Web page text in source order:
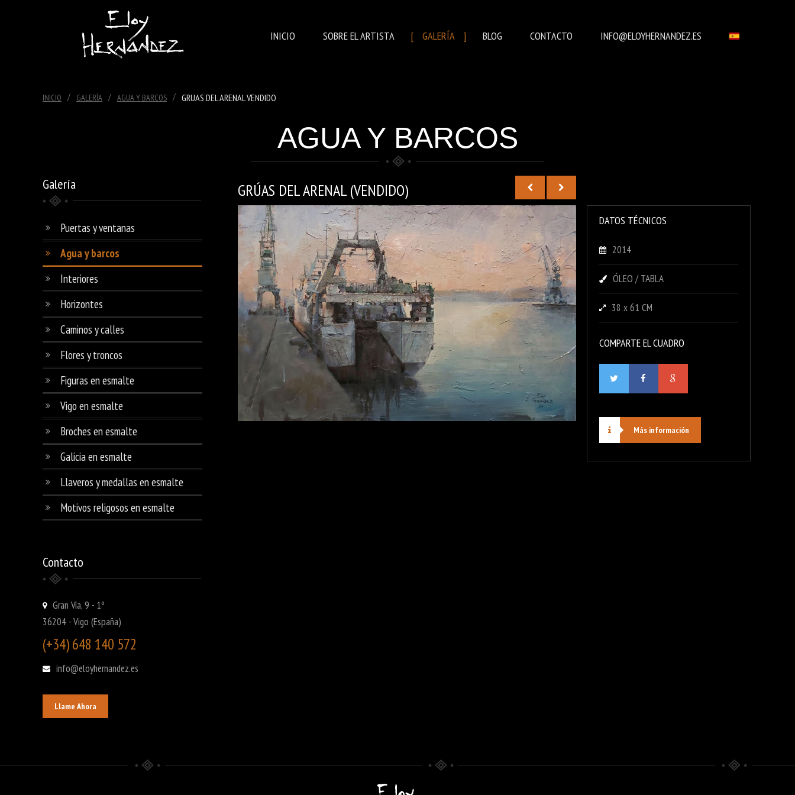
INICIO SOBRE EL ARTISTA GALERÍA BLOG CONTACTO INFO@ELOYHERNANDEZ.ES
INICIO / GALERÍA / AGUA Y BARCOS / GRUAS DEL ARENAL VENDIDO
AGUA Y BARCOS
Galería
Puertas y ventanas
Agua y barcos
Interiores
Horizontes
Caminos y calles
Flores y troncos
Figuras en esmalte
Vigo en esmalte
Broches en esmalte
Galicia en esmalte
Llaveros y medallas en esmalte
Motivos religosos en esmalte
Contacto
Gran Vía, 9 - 1º
36204 - Vigo (España)
(+34) 648 140 572
info@eloyhernandez.es
Llame Ahora
GRÚAS DEL ARENAL (VENDIDO)
DATOS TÉCNICOS
2014
ÓLEO / TABLA
38 x 61 CM
COMPARTE EL CUADRO
Más información